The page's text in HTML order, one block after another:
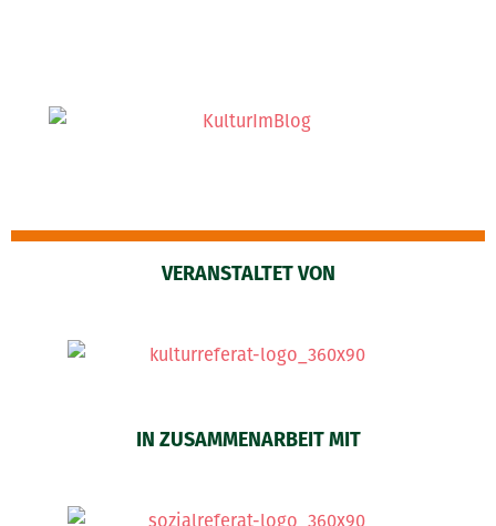
VERANSTALTET VON
IN ZUSAMMENARBEIT MIT